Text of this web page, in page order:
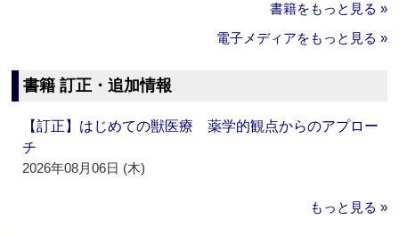
書籍をもっと見る »
電子メディアをもっと見る »
書籍 訂正・追加情報
【訂正】はじめての獣医療 薬学的観点からのアプロー
チ
2026年08月06日 (木)
もっと見る »